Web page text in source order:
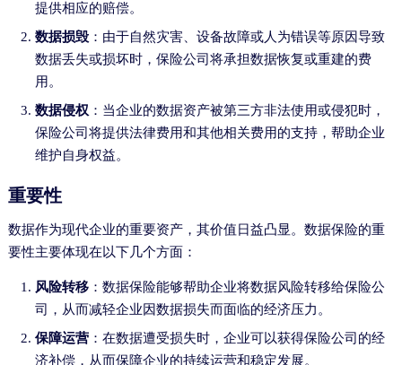
提供相应的赔偿。
数据损毁：由于自然灾害、设备故障或人为错误等原因导致
数据丢失或损坏时，保险公司将承担数据恢复或重建的费
用。
数据侵权：当企业的数据资产被第三方非法使用或侵犯时，
保险公司将提供法律费用和其他相关费用的支持，帮助企业
维护自身权益。
重要性
数据作为现代企业的重要资产，其价值日益凸显。数据保险的重
要性主要体现在以下几个方面：
风险转移：数据保险能够帮助企业将数据风险转移给保险公
司，从而减轻企业因数据损失而面临的经济压力。
保障运营：在数据遭受损失时，企业可以获得保险公司的经
济补偿，从而保障企业的持续运营和稳定发展。